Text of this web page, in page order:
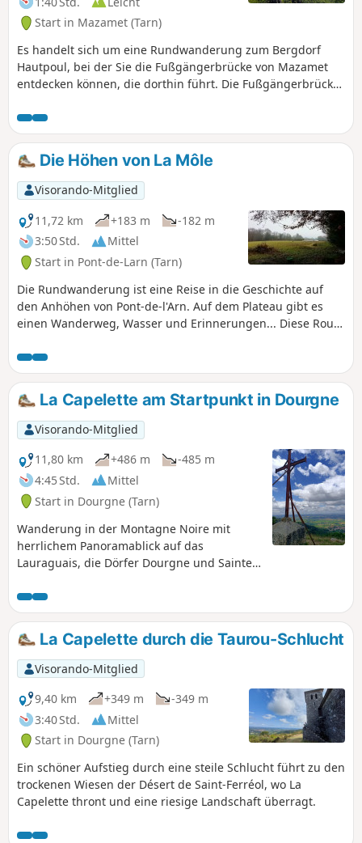
Start in Mazamet (Tarn)
Es handelt sich um eine Rundwanderung zum Bergdorf
Hautpoul, bei der Sie die Fußgängerbrücke von Mazamet
entdecken können, die dorthin führt. Die Fußgängerbrücke
Diese Tour führt über den Chemin de la Jamarié, eine
ehemalige Salzstraße und Römerstraße, bis zur
Fußgängerbrücke.
Die Höhen von La Môle
Visorando-Mitglied
11,72 km
+183 m
-182 m
3:50 Std.
Mittel
Start in Pont-de-Larn (Tarn)
Die Rundwanderung ist eine Reise in die Geschichte auf
den Anhöhen von Pont-de-l'Arn. Auf dem Plateau gibt es
einen Wanderweg, Wasser und Erinnerungen... Diese Route
Der See Pas des Bêtes offenbart sich in einer waldreichen
und märchenhaften Atmosphäre. Die Reise endet mit der
Begegnung mit zwei Menhir-Statuen am Wegesrand,
Zeugen einer Zivilisation aus der späten Jungsteinzeit.
La Capelette am Startpunkt in Dourgne
Visorando-Mitglied
11,80 km
+486 m
-485 m
4:45 Std.
Mittel
Start in Dourgne (Tarn)
Wanderung in der Montagne Noire mit
herrlichem Panoramablick auf das
Lauraguais, die Dörfer Dourgne und Sainte-
wunderschöne Kiefernwälder.
La Capelette durch die Taurou-Schlucht
Visorando-Mitglied
9,40 km
+349 m
-349 m
3:40 Std.
Mittel
Start in Dourgne (Tarn)
Ein schöner Aufstieg durch eine steile Schlucht führt zu den
trockenen Wiesen der Désert de Saint-Ferréol, wo La
Capelette thront und eine riesige Landschaft überragt.